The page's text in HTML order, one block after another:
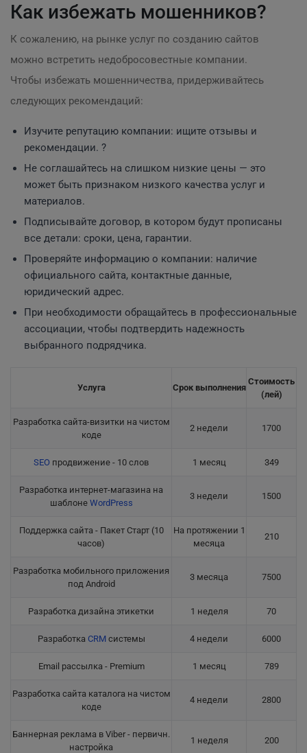
Как избежать мошенников?
К сожалению, на рынке услуг по созданию сайтов
можно встретить недобросовестные компании.
Чтобы избежать мошенничества, придерживайтесь
следующих рекомендаций:
Изучите репутацию компании: ищите отзывы и
рекомендации. ?
Не соглашайтесь на слишком низкие цены — это
может быть признаком низкого качества услуг и
материалов.
Подписывайте договор, в котором будут прописаны
все детали: сроки, цена, гарантии.
Проверяйте информацию о компании: наличие
официального сайта, контактные данные,
юридический адрес.
При необходимости обращайтесь в профессиональные
ассоциации, чтобы подтвердить надежность
выбранного подрядчика.
Услуга Срок выполнения
Стоимость
(лей)
Разработка сайта-визитки на чистом
коде
2 недели 1700
SEO продвижение - 10 слов 1 месяц 349
Разработка интернет-магазина на
шаблоне WordPress
3 недели 1500
Поддержка сайта - Пакет Старт (10
часов)
На протяжении 1
месяца
210
Разработка мобильного приложения
под Android
3 месяца 7500
Разработка дизайна этикетки 1 неделя 70
Разработка CRMсистемы 4 недели 6000
Email рассылка - Premium 1 месяц 789
Разработка сайта каталога на чистом
коде
4 недели 2800
Баннерная реклама в Viber - первичн.
настройка
1 неделя 200